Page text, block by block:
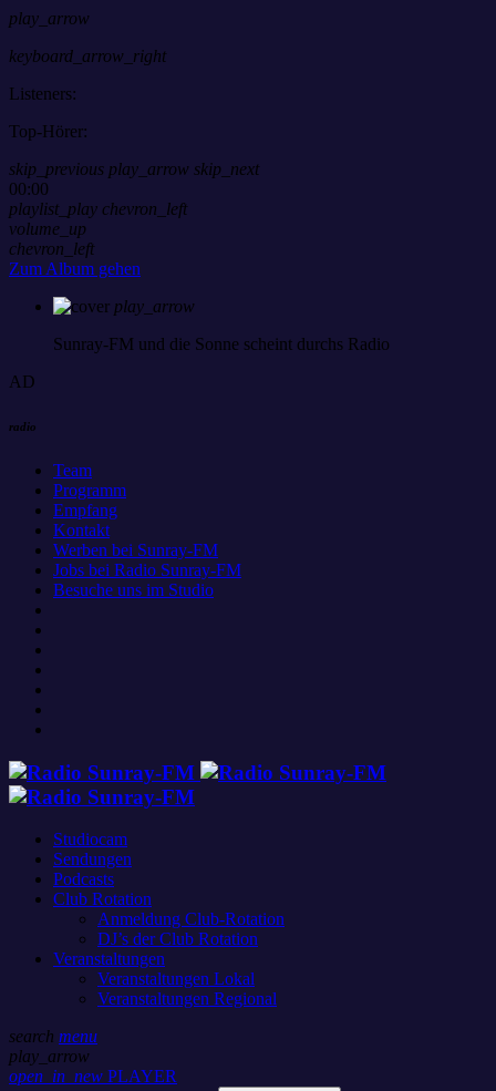
play_arrow
keyboard_arrow_right
Listeners:
Top-Hörer:
skip_previous play_arrow skip_next
00:00
playlist_play chevron_left
volume_up
chevron_left
Zum Album gehen
play_arrow
Sunray-FM und die Sonne scheint durchs Radio
AD
radio
Team
Programm
Empfang
Kontakt
Werben bei Sunray-FM
Jobs bei Radio Sunray-FM
Besuche uns im Studio
Studiocam
Sendungen
Podcasts
Club Rotation
Anmeldung Club-Rotation
DJ’s der Club Rotation
Veranstaltungen
Veranstaltungen Lokal
Veranstaltungen Regional
search menu
play_arrow
open_in_new PLAYER